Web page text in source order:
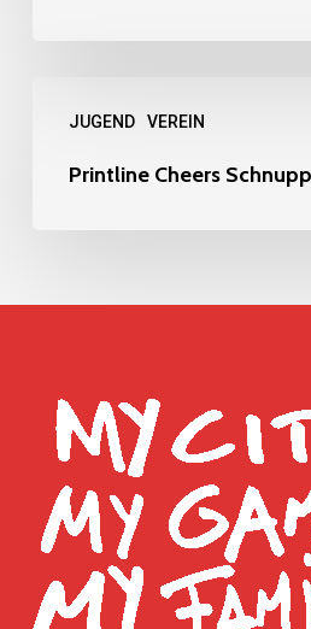
JUGEND VEREIN
Cheers
Schnuppertraining
Printline Cheers